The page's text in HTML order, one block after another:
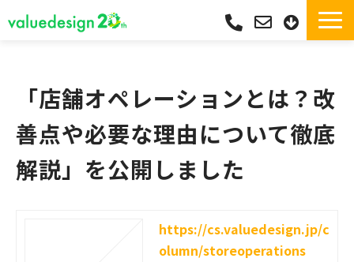
サポート
導入実績
導入フロー
コラム
よくあるご質問
「店舗オペレーションとは？改
善点や必要な理由について徹底
解説」を公開しました
https://cs.valuedesign.jp/c
olumn/storeoperations